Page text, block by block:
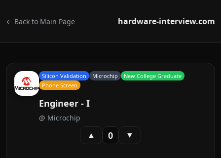
← Back to Main Page hardware-interview.com
Silicon Validation Microchip
New College Graduate
Phone Screen
Engineer - I
@ Microchip
▲ 0 ▼